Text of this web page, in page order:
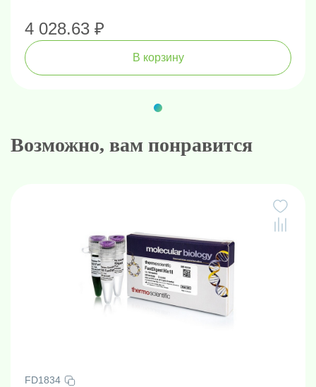
4 028.63 ₽
В корзину
Возможно, вам понравится
FD1834